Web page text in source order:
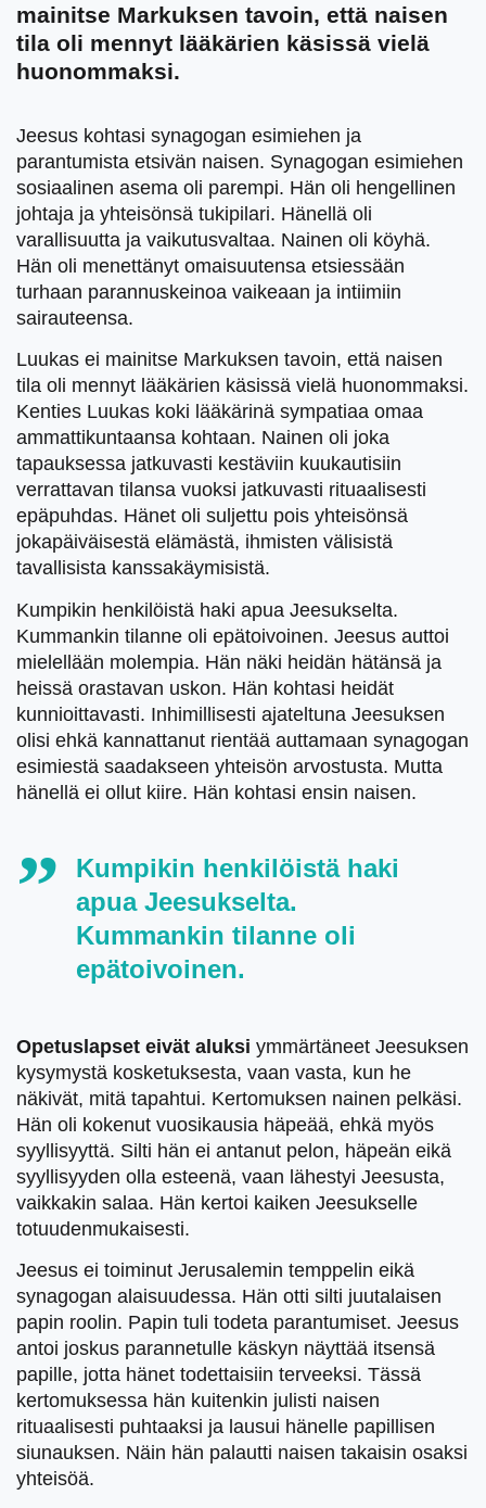
mainitse Markuksen tavoin, että naisen
tila oli mennyt lääkärien käsissä vielä
huonommaksi.
Jeesus kohtasi synagogan esimiehen ja
parantumista etsivän naisen. Synagogan esimiehen
sosiaalinen asema oli parempi. Hän oli hengellinen
johtaja ja yhteisönsä tukipilari. Hänellä oli
varallisuutta ja vaikutusvaltaa. Nainen oli köyhä.
Hän oli menettänyt omaisuutensa etsiessään
turhaan parannuskeinoa vaikeaan ja intiimiin
sairauteensa.
Luukas ei mainitse Markuksen tavoin, että naisen
tila oli mennyt lääkärien käsissä vielä huonommaksi.
Kenties Luukas koki lääkärinä sympatiaa omaa
ammattikuntaansa kohtaan. Nainen oli joka
tapauksessa jatkuvasti kestäviin kuukautisiin
verrattavan tilansa vuoksi jatkuvasti rituaalisesti
epäpuhdas. Hänet oli suljettu pois yhteisönsä
jokapäiväisestä elämästä, ihmisten välisistä
tavallisista kanssakäymisistä.
Kumpikin henkilöistä haki apua Jeesukselta.
Kummankin tilanne oli epätoivoinen. Jeesus auttoi
mielellään molempia. Hän näki heidän hätänsä ja
heissä orastavan uskon. Hän kohtasi heidät
kunnioittavasti. Inhimillisesti ajateltuna Jeesuksen
olisi ehkä kannattanut rientää auttamaan synagogan
esimiestä saadakseen yhteisön arvostusta. Mutta
hänellä ei ollut kiire. Hän kohtasi ensin naisen.
Kumpikin henkilöistä haki
apua Jeesukselta.
Kummankin tilanne oli
epätoivoinen.
Opetuslapset eivät aluksi ymmärtäneet Jeesuksen
kysymystä kosketuksesta, vaan vasta, kun he
näkivät, mitä tapahtui. Kertomuksen nainen pelkäsi.
Hän oli kokenut vuosikausia häpeää, ehkä myös
syyllisyyttä. Silti hän ei antanut pelon, häpeän eikä
syyllisyyden olla esteenä, vaan lähestyi Jeesusta,
vaikkakin salaa. Hän kertoi kaiken Jeesukselle
totuudenmukaisesti.
Jeesus ei toiminut Jerusalemin temppelin eikä
synagogan alaisuudessa. Hän otti silti juutalaisen
papin roolin. Papin tuli todeta parantumiset. Jeesus
antoi joskus parannetulle käskyn näyttää itsensä
papille, jotta hänet todettaisiin terveeksi. Tässä
kertomuksessa hän kuitenkin julisti naisen
rituaalisesti puhtaaksi ja lausui hänelle papillisen
siunauksen. Näin hän palautti naisen takaisin osaksi
yhteisöä.